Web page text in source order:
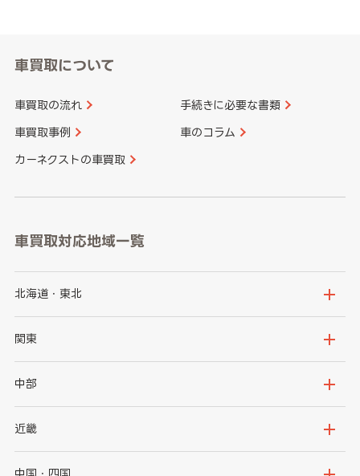
車買取について
車買取の流れ 手続きに必要な書類
車買取事例 車のコラム
カーネクストの車買取
車買取対応地域一覧
北海道・東北
北海道
岩手県
秋田県
関東
茨城県
群馬県
千葉県
中部
新潟県
石川県
近畿
大阪府
中国・四国